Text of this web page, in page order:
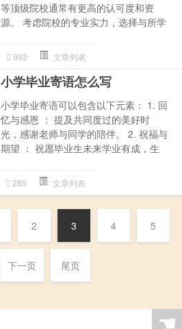
等顶级院校通常有更高的认可度和资
源。 考虑院校的专业实力，选择与所学
992 文章列表
小学毕业寄语怎么写
小学毕业寄语可以包含以下元素： 1. 回
忆与感恩 ： 提及共同度过的美好时
光，感谢老师与同学的陪伴。 2. 祝福与
期望 ： 祝愿毕业生未来学业有成，生
285 文章列表
2 3 4 5
下一页 尾页
☚